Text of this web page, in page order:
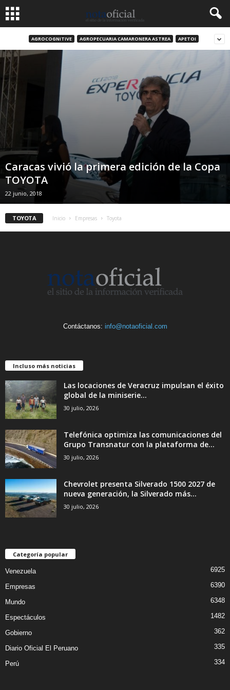
AGROCOGNITIVE AGROPECUARIA CAMARONERA ASTREA APETOI
Caracas vivió la primera edición de la Copa
TOYOTA
22 junio, 2018
TOYOTA Inicio Empresas Toyota
Contáctanos: info@notaoficial.com
Incluso más noticias
Las locaciones de Veracruz impulsan el éxito
global de la miniserie...
30 julio, 2026
Telefónica optimiza las comunicaciones del
Grupo Transnatur con la plataforma de...
30 julio, 2026
Chevrolet presenta Silverado 1500 2027 de
nueva generación, la Silverado más...
30 julio, 2026
Categoría popular
Venezuela 6925
Empresas 6390
Mundo 6348
Espectáculos 1482
Gobierno 362
Diario Oficial El Peruano 335
Perú 334